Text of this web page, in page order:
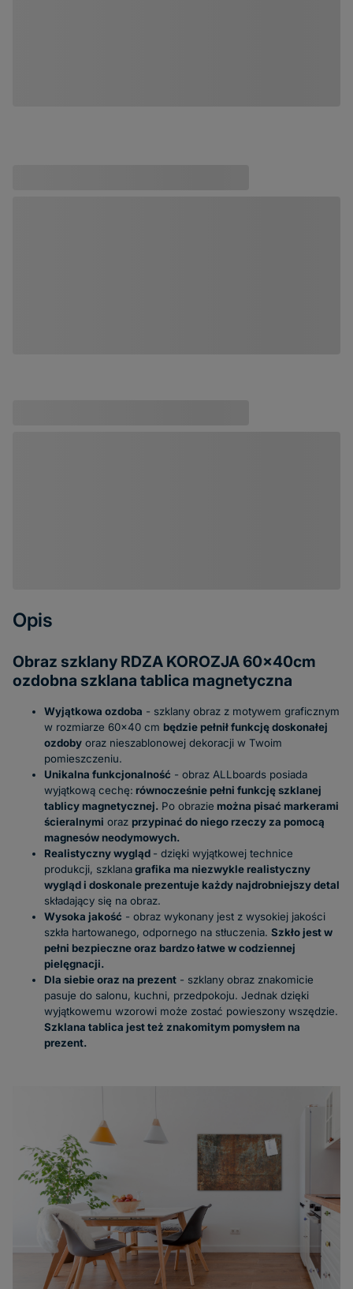
Opis
Obraz szklany RDZA KOROZJA 60x40cm
ozdobna szklana tablica magnetyczna
Wyjątkowa ozdoba - szklany obraz z motywem graficznym
w rozmiarze 60x40 cm będzie pełnił funkcję doskonałej
ozdoby oraz nieszablonowej dekoracji w Twoim
pomieszczeniu.
Unikalna funkcjonalność - obraz ALLboards posiada
wyjątkową cechę: równocześnie pełni funkcję szklanej
tablicy magnetycznej. Po obrazie można pisać markerami
ścieralnymi oraz przypinać do niego rzeczy za pomocą
magnesów neodymowych.
Realistyczny wygląd - dzięki wyjątkowej technice
produkcji, szklanagrafika ma niezwykle realistyczny
wygląd i doskonale prezentuje każdy najdrobniejszy detal
składający się na obraz.
Wysoka jakość - obraz wykonany jest z wysokiej jakości
szkła hartowanego, odpornego na stłuczenia. Szkło jest w
pełni bezpieczne oraz bardzo łatwe w codziennej
pielęgnacji.
Dla siebie oraz na prezent - szklany obraz znakomicie
pasuje do salonu, kuchni, przedpokoju. Jednak dzięki
wyjątkowemu wzorowi może zostać powieszony wszędzie.
Szklana tablica jest też znakomitym pomysłem na
prezent.